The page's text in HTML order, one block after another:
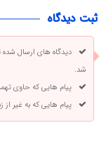
ثبت دیدگاه
دیدگاه های ارسال
شد.
پیام هایی که حاوی
پیام هایی که به غیر